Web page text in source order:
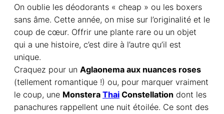
On oublie les déodorants « cheap » ou les boxers
sans âme. Cette année, on mise sur l’originalité et le
coup de cœur. Offrir une plante rare ou un objet
qui a une histoire, c’est dire à l’autre qu’il est
unique.
Craquez pour un Aglaonema aux nuances roses
(tellement romantique !) ou, pour marquer vraiment
le coup, une Monstera Thai Constellation dont les
panachures rappellent une nuit étoilée. Ce sont des